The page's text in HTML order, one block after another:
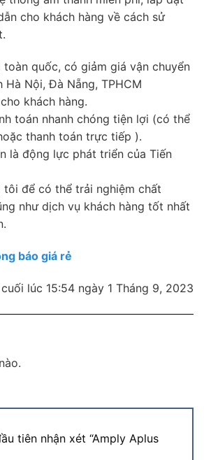
cho khách hàng về cách sử
toàn quốc, có giảm giá vận chuyển
Hà Nội, Đà Nẵng, TPHCM
khách hàng.
toán nhanh chóng tiện lợi (có thể
thanh toán trực tiếp ).
là động lực phát triển của Tiến
tôi để có thể trải nghiệm chất
như dịch vụ khách hàng tốt nhất
báo giá rẻ
lúc 15:54 ngày 1 Tháng 9, 2023
tiên nhận xét “Amply Aplus